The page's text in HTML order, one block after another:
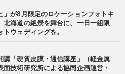
」が8月限定のロケーションフォトキ
北海道の絶景を舞台に、一日一組限
ウェディングを。
講「硬質皮膜・通信講座」（軽金属
面技術研究所による協同企画運営・